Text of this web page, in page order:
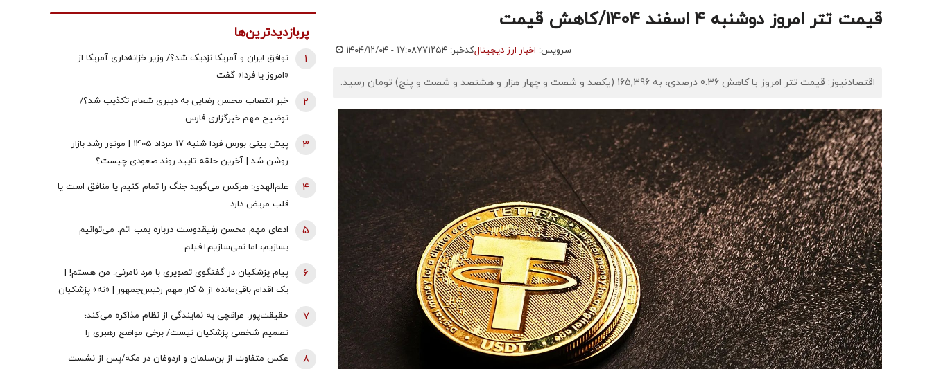
قیمت تتر امروز دوشنبه ۴ اسفند 1404/کاهش قیمت
سرویس: اخبار ارز دیجیتالکدخبر: ۷۷۱۲۵۴ ۱۴۰۴/۱۲/۰۴ - ۱۷:۰۸
اقتصادنیوز: قیمت تتر امروز با کاهش 0.36 درصدی، به 165,396 (یکصد و شصت و چهار هزار و هشتصد و شصت و پنج) تومان رسید.
پربازدیدترین‌ها
توافق ایران و آمریکا نزدیک شد؟/ وزیر خزانه‌داری آمریکا از
«امروز یا فردا» گفت
1
خبر انتصاب محسن رضایی به دبیری شعام تکذیب شد؟/
توضیح مهم خبرگزاری فارس
2
پیش بینی بورس فردا شنبه 17 مرداد 1405 | موتور رشد بازار
روشن شد | آخرین حلقه تایید روند صعودی چیست؟
3
علم‌الهدی: هرکس می‌گوید جنگ را تمام کنیم یا منافق است یا
قلب مریض دارد
4
ادعای مهم محسن رفیقدوست درباره بمب اتم: می‌توانیم
بسازیم، اما نمی‌سازیم+فیلم
5
پیام پزشکیان در گفتگوی تصویری با مرد نامرئی: من هستم! |
یک اقدام باقی‌مانده از 5 کار مهم رئیس‌جمهور | «نه» پزشکیان
به مجریان گوش به فرمان جبلی و جلیلی!
6
حقیقت‌پور: عراقچی به نمایندگی از نظام مذاکره می‌کند؛
تصمیم شخصی پزشکیان نیست/ برخی مواضع رهبری را
7
عکس متفاوت از بن‌سلمان و اردوغان در مکه/پس از نشست
8